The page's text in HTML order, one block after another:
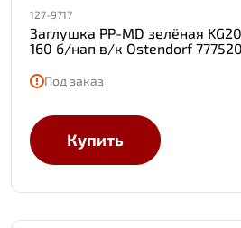
127-9717
Заглушка PP-MD зелёная
160 б/нап в/к Ostendorf 777520
Под заказ
Купить